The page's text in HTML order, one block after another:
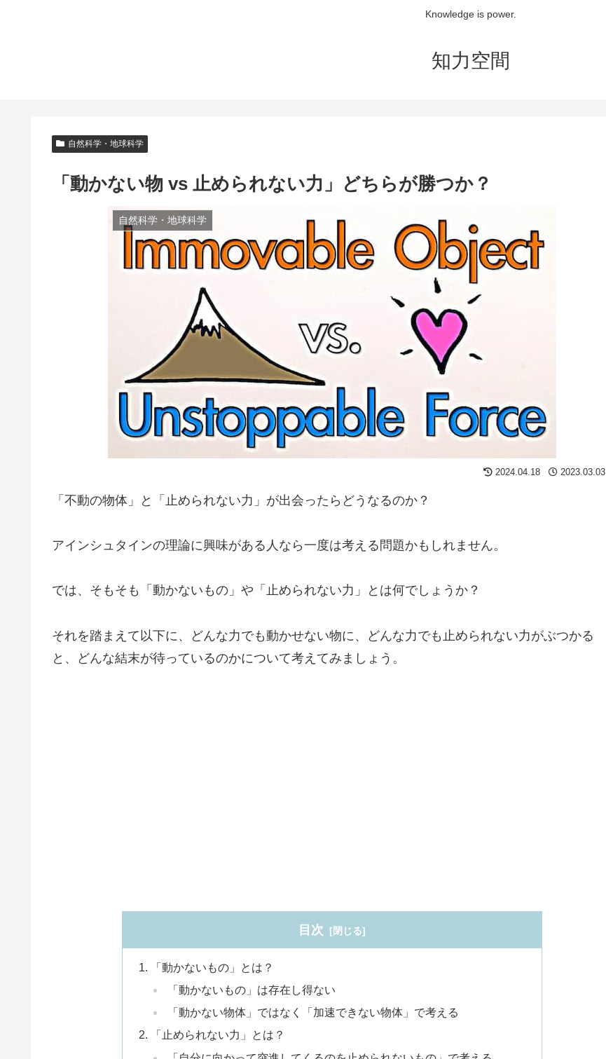
Knowledge is power.
知力空間
自然科学・地球科学
「動かない物 vs 止められない力」どちらが勝つか？
自然科学・地球科学
2024.04.18 2023.03.03
「不動の物体」と「止められない力」が出会ったらどうなるのか？
アインシュタインの理論に興味がある人なら一度は考える問題かもしれません。
では、そもそも「動かないもの」や「止められない力」とは何でしょうか？
それを踏まえて以下に、どんな力でも動かせない物に、どんな力でも止められない力がぶつかる
と、どんな結末が待っているのかについて考えてみましょう。
目次
「動かないもの」とは？
「動かないもの」は存在し得ない
「動かない物体」ではなく「加速できない物体」で考える
「止められない力」とは？